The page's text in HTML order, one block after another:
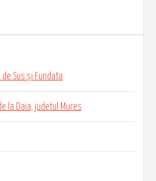
Sus și Fundata
la Daia, judetul Mures